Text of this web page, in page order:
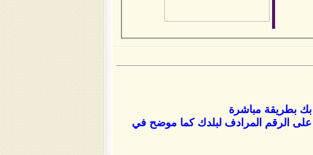
بطريقة مباشرة
على الرقم المرادف لبلدك كما موضح في